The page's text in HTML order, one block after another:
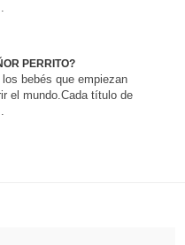
PERRITO?
bebés que empiezan
el mundo.Cada título de